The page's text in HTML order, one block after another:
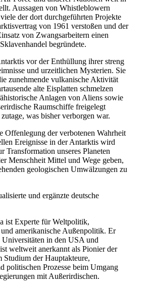
Aussagen von Whistleblowern
der dort durchgeführten Projekte
von 1961 verstoßen und der
von Zwangsarbeitern einen
begründete.
vor der Enthüllung ihrer streng
und urzeitlichen Mysterien. Sie
zunehmende vulkanische Aktivität
alte Eisplatten schmelzen
Anlagen von Aliens sowie
Raumschiffe freigelegt
was bisher verborgen war.
Offenlegung der verbotenen Wahrheit
Ereignisse in der Antarktis wird
Transformation unseres Planeten
Menschheit Mittel und Wege geben,
geologischen Umwälzungen zu
und ergänzte deutsche
ist Experte für Weltpolitik,
amerikanische Außenpolitik. Er
Universitäten in den USA und
weltweit anerkannt als Pionier der
der Hauptakteure,
politischen Prozesse beim Umgang
mit Außerirdischen.